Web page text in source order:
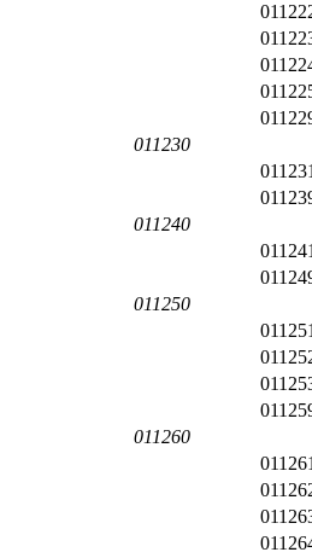
011230
011240
011250
011260